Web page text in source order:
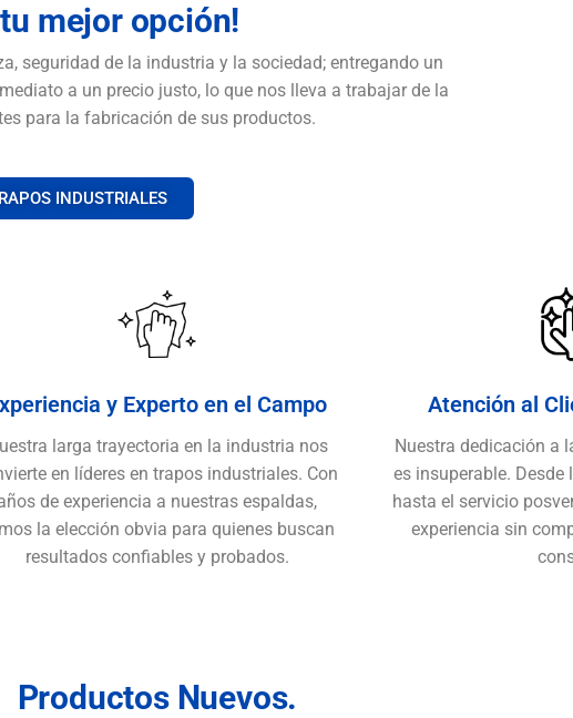
tu mejor opción!
seguridad de la industria y la sociedad; entregando un
a un precio justo, lo que nos lleva a trabajar de la
para la fabricación de sus productos.
INDUSTRIALES
y Experto en el Campo
larga trayectoria en la industria nos
en líderes en trapos industriales. Con
de experiencia a nuestras espaldas,
la elección obvia para quienes buscan
resultados confiables y probados.
Atención al
Nuestra dedicación a
es insuperable.
hasta el servicio
experiencia sin
Productos Nuevos.